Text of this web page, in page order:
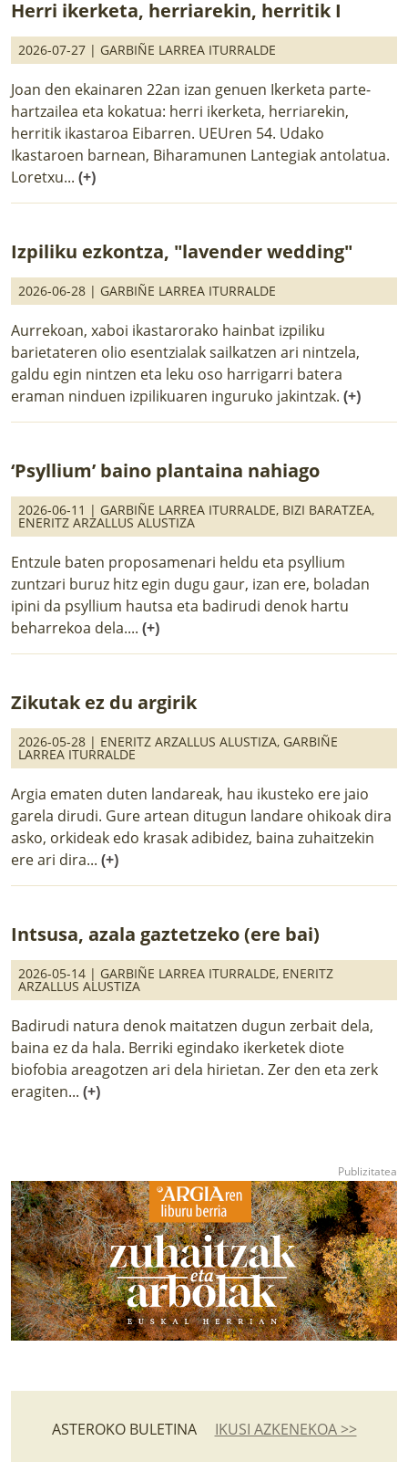
Herri ikerketa, herriarekin, herritik I
2026-07-27 | GARBIÑE LARREA ITURRALDE
Joan den ekainaren 22an izan genuen Ikerketa parte-
hartzailea eta kokatua: herri ikerketa, herriarekin,
herritik ikastaroa Eibarren. UEUren 54. Udako
Ikastaroen barnean, Biharamunen Lantegiak antolatua.
Loretxu... (+)
Izpiliku ezkontza, "lavender wedding"
2026-06-28 | GARBIÑE LARREA ITURRALDE
Aurrekoan, xaboi ikastarorako hainbat izpiliku
barietateren olio esentzialak sailkatzen ari nintzela,
galdu egin nintzen eta leku oso harrigarri batera
eraman ninduen izpilikuaren inguruko jakintzak. (+)
‘Psyllium’ baino plantaina nahiago
2026-06-11 | GARBIÑE LARREA ITURRALDE, BIZI BARATZEA,
ENERITZ ARZALLUS ALUSTIZA
Entzule baten proposamenari heldu eta psyllium
zuntzari buruz hitz egin dugu gaur, izan ere, boladan
ipini da psyllium hautsa eta badirudi denok hartu
beharrekoa dela.... (+)
Zikutak ez du argirik
2026-05-28 | ENERITZ ARZALLUS ALUSTIZA, GARBIÑE
LARREA ITURRALDE
Argia ematen duten landareak, hau ikusteko ere jaio
garela dirudi. Gure artean ditugun landare ohikoak dira
asko, orkideak edo krasak adibidez, baina zuhaitzekin
ere ari dira... (+)
Intsusa, azala gaztetzeko (ere bai)
2026-05-14 | GARBIÑE LARREA ITURRALDE, ENERITZ
ARZALLUS ALUSTIZA
Badirudi natura denok maitatzen dugun zerbait dela,
baina ez da hala. Berriki egindako ikerketek diote
biofobia areagotzen ari dela hirietan. Zer den eta zerk
eragiten... (+)
ASTEROKO BULETINA IKUSI AZKENEKOA >>